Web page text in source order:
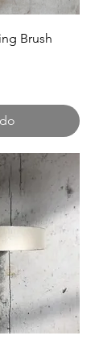
Brush